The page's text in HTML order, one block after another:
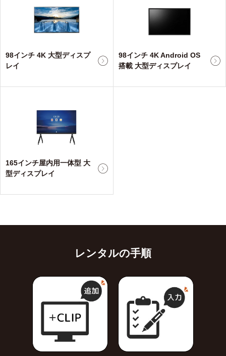
98インチ 4K 大型ディスプ
レイ
98インチ 4K Android OS
搭載 大型ディスプレイ
165インチ屋内用一体型 大
型ディスプレイ
レンタルの手順